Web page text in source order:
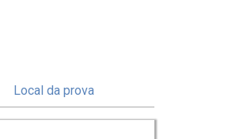
Local da prova